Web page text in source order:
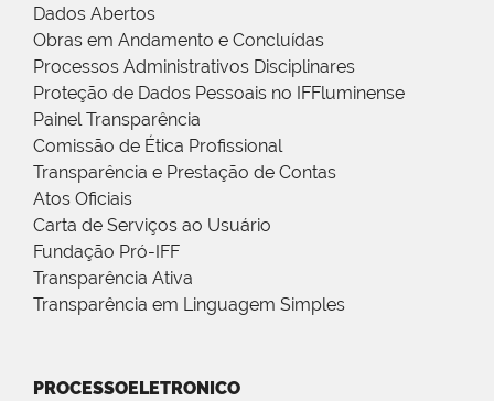
Dados Abertos
Obras em Andamento e Concluídas
Processos Administrativos Disciplinares
Proteção de Dados Pessoais no IFFluminense
Painel Transparência
Comissão de Ética Profissional
Transparência e Prestação de Contas
Atos Oficiais
Carta de Serviços ao Usuário
Fundação Pró-IFF
Transparência Ativa
Transparência em Linguagem Simples
PROCESSOELETRONICO